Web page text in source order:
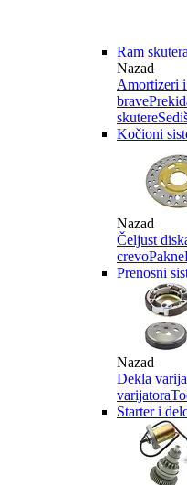
Ram skutera
Nazad
Amortizeri
brave
skutere
Kočioni
Nazad
Čeljust
crevoPakne
Prenosni
Nazad
Dekla
varijatora
Starter i